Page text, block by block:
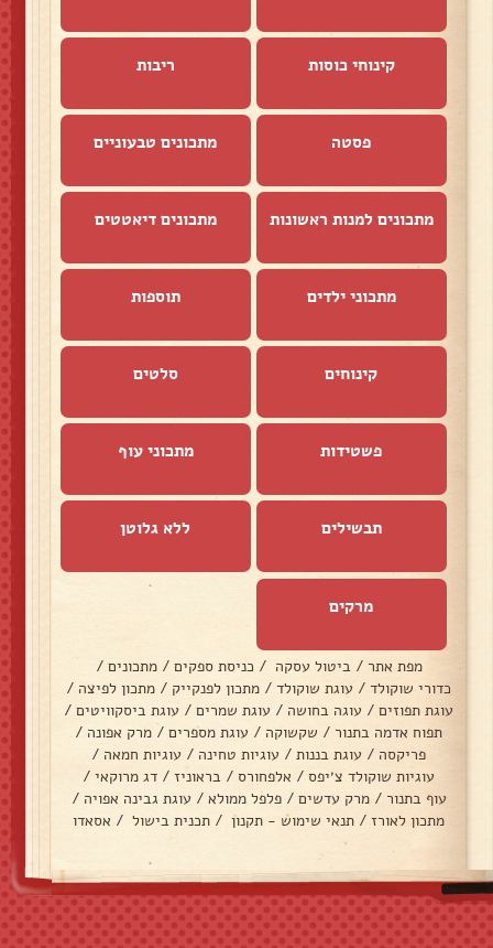
קינוחי כוסות ריבות
פסטה מתכונים טבעוניים
מתכונים למנות ראשונות מתכונים דיאטטים
מתכוני ילדים תוספות
קינוחים סלטים
פשטידות מתכוני עוף
תבשילים ללא גלוטן
מרקים
מפת אתר / ביטול עסקה / כניסת ספקים / מתכונים /
כדורי שוקולד / עוגת שוקולד / מתכון לפנקייק / מתכון לפיצה /
עוגת תפוזים / עוגה בחושה / עוגת שמרים / עוגת ביסקוויטים /
תפוח אדמה בתנור / שקשוקה / עוגת מספרים / מרק אפונה /
פריקסה / עוגת בננות / עוגיות טחינה / עוגיות חמאה /
עוגיות שוקולד צ׳יפס / אלפחורס / בראוניז / דג מרוקאי /
עוף בתנור / מרק עדשים / פלפל ממולא / עוגת גבינה אפויה /
מתכון לאורז / תנאי שימוש - תקנון / תכנית בישול / אסאדו